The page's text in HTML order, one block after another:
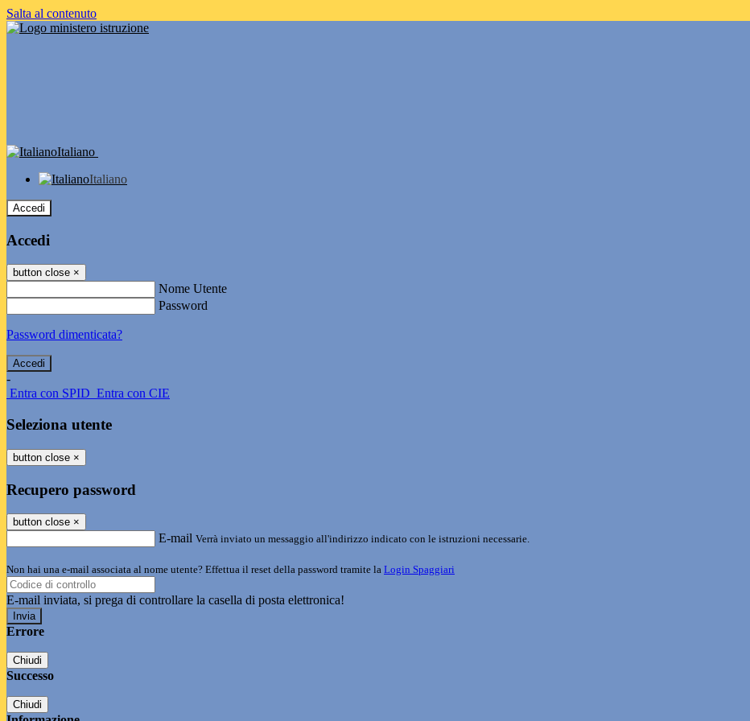
Salta al contenuto
Italiano
Italiano
Accedi
Accedi
button close ×
Nome Utente
Password
Password dimenticata?
-
Entra con SPID Entra con CIE
Seleziona utente
button close ×
Recupero password
button close ×
E-mail Verrà inviato un messaggio all'indirizzo indicato con le istruzioni necessarie.
Non hai una e-mail associata al nome utente? Effettua il reset della password tramite la Login Spaggiari
E-mail inviata, si prega di controllare la casella di posta elettronica!
Errore
Chiudi
Successo
Chiudi